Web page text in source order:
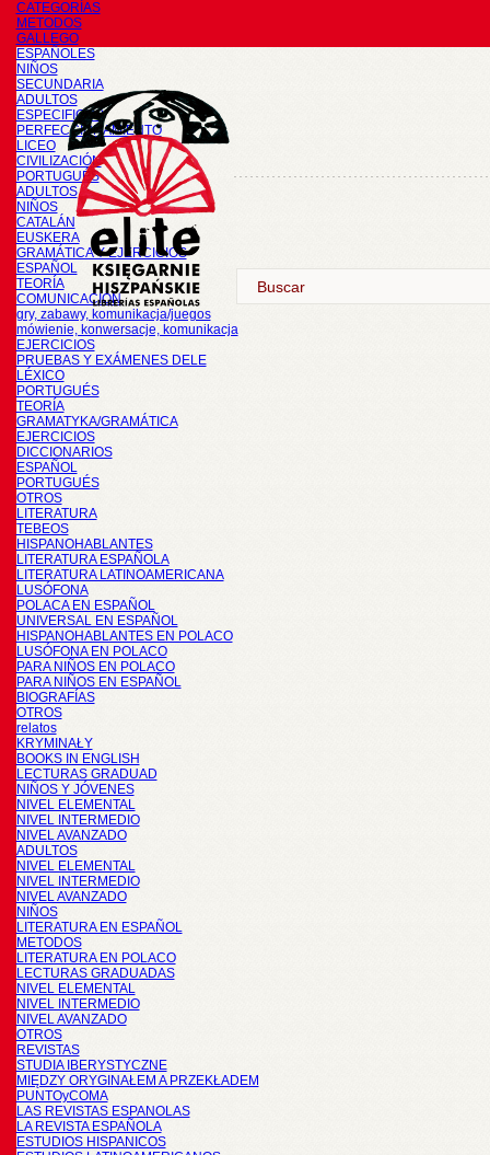
CATEGORÍAS
METODOS
GALLEGO
ESPAÑOLES
NIÑOS
SECUNDARIA
ADULTOS
ESPECIFICOS
PERFECCIONAMIENTO
LICEO
CIVILIZACIÓN
PORTUGUÉS
ADULTOS
NIÑOS
CATALÁN
EUSKERA
GRAMÁTICA Y EJERCICIOS
ESPAÑOL
TEORÍA
COMUNICACIÓN
gry, zabawy, komunikacja/juegos
mówienie, konwersacje, komunikacja
EJERCICIOS
PRUEBAS Y EXÁMENES DELE
LÉXICO
PORTUGUÉS
TEORÍA
GRAMATYKA/GRAMÁTICA
EJERCICIOS
DICCIONARIOS
ESPAÑOL
PORTUGUÉS
OTROS
LITERATURA
TEBEOS
HISPANOHABLANTES
LITERATURA ESPAÑOLA
LITERATURA LATINOAMERICANA
LUSÓFONA
POLACA EN ESPAÑOL
UNIVERSAL EN ESPAÑOL
HISPANOHABLANTES EN POLACO
LUSÓFONA EN POLACO
PARA NIÑOS EN POLACO
PARA NIÑOS EN ESPAÑOL
BIOGRAFÍAS
OTROS
relatos
KRYMINAŁY
BOOKS IN ENGLISH
LECTURAS GRADUAD
NIÑOS Y JÓVENES
NIVEL ELEMENTAL
NIVEL INTERMEDIO
NIVEL AVANZADO
ADULTOS
NIVEL ELEMENTAL
NIVEL INTERMEDIO
NIVEL AVANZADO
NIÑOS
LITERATURA EN ESPAÑOL
METODOS
LITERATURA EN POLACO
LECTURAS GRADUADAS
NIVEL ELEMENTAL
NIVEL INTERMEDIO
NIVEL AVANZADO
OTROS
REVISTAS
STUDIA IBERYSTYCZNE
MIĘDZY ORYGINAŁEM A PRZEKŁADEM
PUNTOyCOMA
LAS REVISTAS ESPANOLAS
LA REVISTA ESPAÑOLA
ESTUDIOS HISPANICOS